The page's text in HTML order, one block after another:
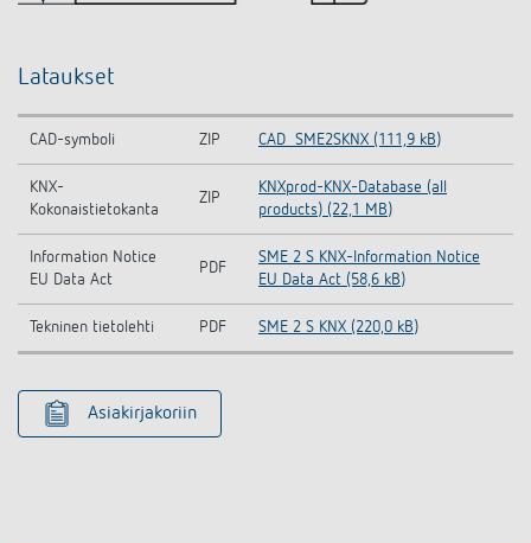
Lataukset
CAD-symboli ZIP CAD_SME2SKNX (111,9 kB)
KNX-
Kokonaistietokanta
ZIP
KNXprod-KNX-Database (all
products) (22,1 MB)
Information Notice
EU Data Act
PDF
SME 2 S KNX-Information Notice
EU Data Act (58,6 kB)
Tekninen tietolehti PDF SME 2 S KNX (220,0 kB)
Asiakirjakoriin